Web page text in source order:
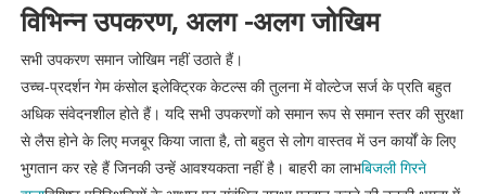
विभिन्न उपकरण, अलग -अलग जोखिम
सभी उपकरण समान जोखिम नहीं उठाते हैं।
उच्च-प्रदर्शन गेम कंसोल इलेक्ट्रिक केटल्स की तुलना में वोल्टेज सर्ज के प्रति बहुत
अधिक संवेदनशील होते हैं। यदि सभी उपकरणों को समान रूप से समान स्तर की सुरक्षा
से लैस होने के लिए मजबूर किया जाता है, तो बहुत से लोग वास्तव में उन कार्यों के लिए
भुगतान कर रहे हैं जिनकी उन्हें आवश्यकता नहीं है। बाहरी का लाभबिजली गिरने